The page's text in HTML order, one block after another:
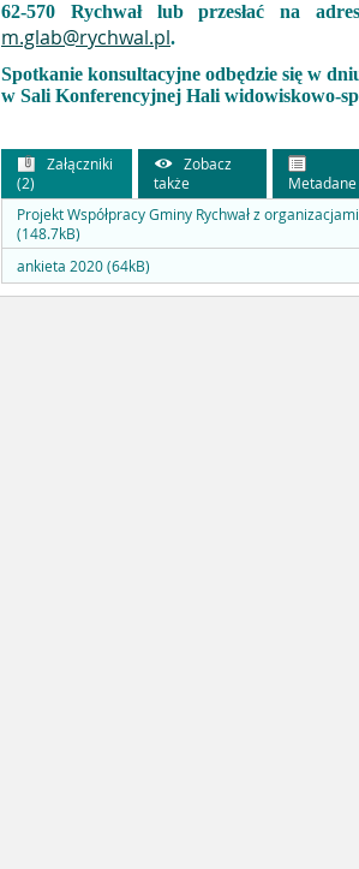
62-570 Rychwał lub przesłać na
m.glab@rychwal.pl.
Spotkanie konsultacyjne odbędzie się w
w Sali Konferencyjnej Hali widowiskowo-
Załączniki
(2)
Zobacz
także
Metadane
Projekt Współpracy Gminy Rychwał z
(148.7kB)
ankieta 2020 (64kB)